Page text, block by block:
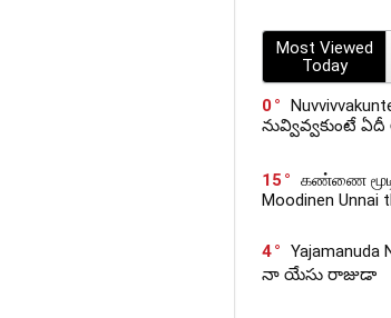
Most Viewed
Today
0
నువ్వివ్వకుంటే
15
கண்ணை
Moodinen Unnai
4
నా యేసు రాజుడా